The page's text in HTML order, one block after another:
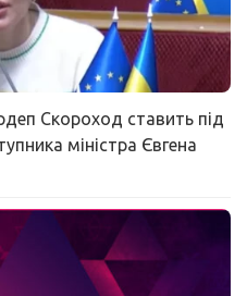
Скороход ставить під
міністра Євгена